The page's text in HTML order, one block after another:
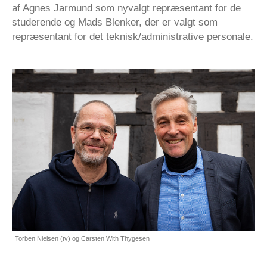
af Agnes Jarmund som nyvalgt repræsentant for de
studerende og Mads Blenker, der er valgt som
repræsentant for det teknisk/administrative personale.
Torben Nielsen (tv) og Carsten With Thygesen